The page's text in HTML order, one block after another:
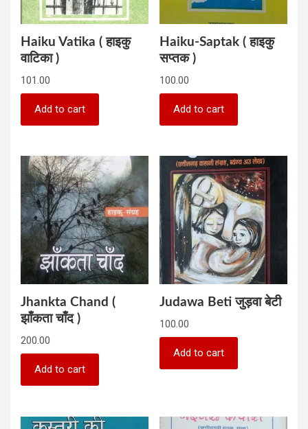
Haiku Vatika ( हाइकु
वाटिका )
101.00
Add to cart
Haiku-Saptak ( हाइकु
सप्तक )
100.00
Add to cart
Jhankta Chand (
झाँकता चाँद )
200.00
Add to cart
Judawa Beti जुड़वा बेटी
100.00
Add to cart